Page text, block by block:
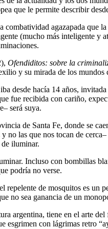
que le permite describir
combatividad agazapada que
(mucho más inteligente y
Ofendiditos: sobre la
y su mirada de los
desde hacía 14 años,
fue recibida con cariño,
será suya.
de Santa Fe, donde se
no las que nos tocan de
iluminar.
Incluso con bombillas
podría no verse.
repelente de mosquitos es
no sea ganancia de un
argentina, tiene en el arte
esgrimen con lágrimas retro